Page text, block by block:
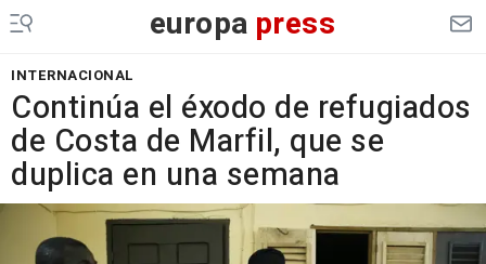
europa press
INTERNACIONAL
Continúa el éxodo de refugiados
de Costa de Marfil, que se
duplica en una semana